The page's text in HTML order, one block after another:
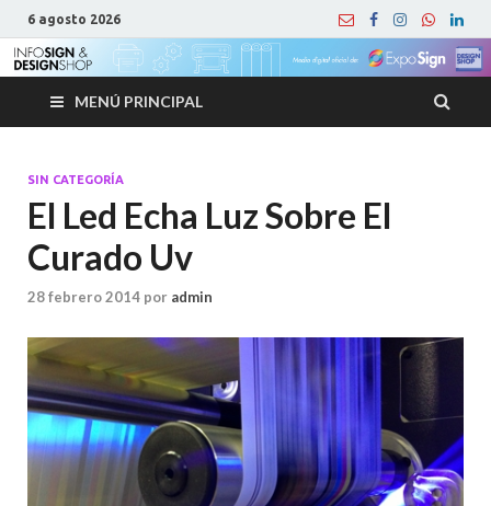
6 agosto 2026
MENÚ PRINCIPAL
SIN CATEGORÍA
El Led Echa Luz Sobre El
Curado Uv
28 febrero 2014 por admin